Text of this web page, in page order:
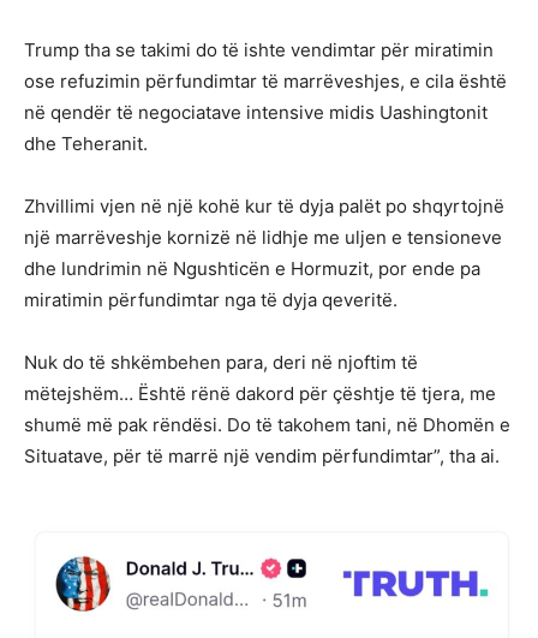
Trump tha se takimi do të ishte vendimtar për miratimin
ose refuzimin përfundimtar të marrëveshjes, e cila është
në qendër të negociatave intensive midis Uashingtonit
dhe Teheranit.
Zhvillimi vjen në një kohë kur të dyja palët po shqyrtojnë
një marrëveshje kornizë në lidhje me uljen e tensioneve
dhe lundrimin në Ngushticën e Hormuzit, por ende pa
miratimin përfundimtar nga të dyja qeveritë.
Nuk do të shkëmbehen para, deri në njoftim të
mëtejshëm… Është rënë dakord për çështje të tjera, me
shumë më pak rëndësi. Do të takohem tani, në Dhomën e
Situatave, për të marrë një vendim përfundimtar”, tha ai.